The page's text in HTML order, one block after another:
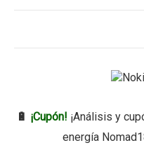
🔋 ¡Cupón! ¡Análisis y
energía